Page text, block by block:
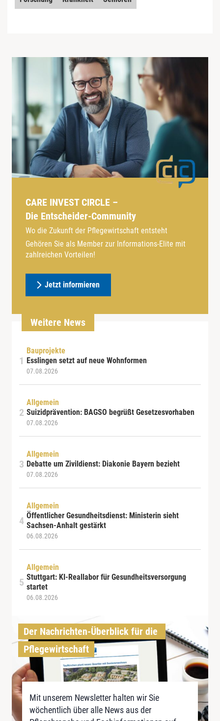
CARE INVEST CIRCLE –
Die Entscheider-Community
Wo die Zukunft der Pflegewirtschaft entsteht
Gehören Sie als Member zur Informations-Elite mit
zahlreichen Vorteilen!
Jetzt informieren
Weitere News
Bauprojekte
Esslingen setzt auf neue Wohnformen
07.08.2026
Allgemein
Suizidprävention: BAGSO begrüßt Gesetzesvorhaben
07.08.2026
Allgemein
Debatte um Zivildienst: Diakonie Bayern bezieht
07.08.2026
Allgemein
Öffentlicher Gesundheitsdienst: Ministerin sieht
Sachsen-Anhalt gestärkt
06.08.2026
Allgemein
Stuttgart: KI-Reallabor für Gesundheitsversorgung
startet
06.08.2026
Der Nachrichten-Überblick für die
Pflegewirtschaft
Mit unserem Newsletter halten wir Sie
wöchentlich über alle News aus der